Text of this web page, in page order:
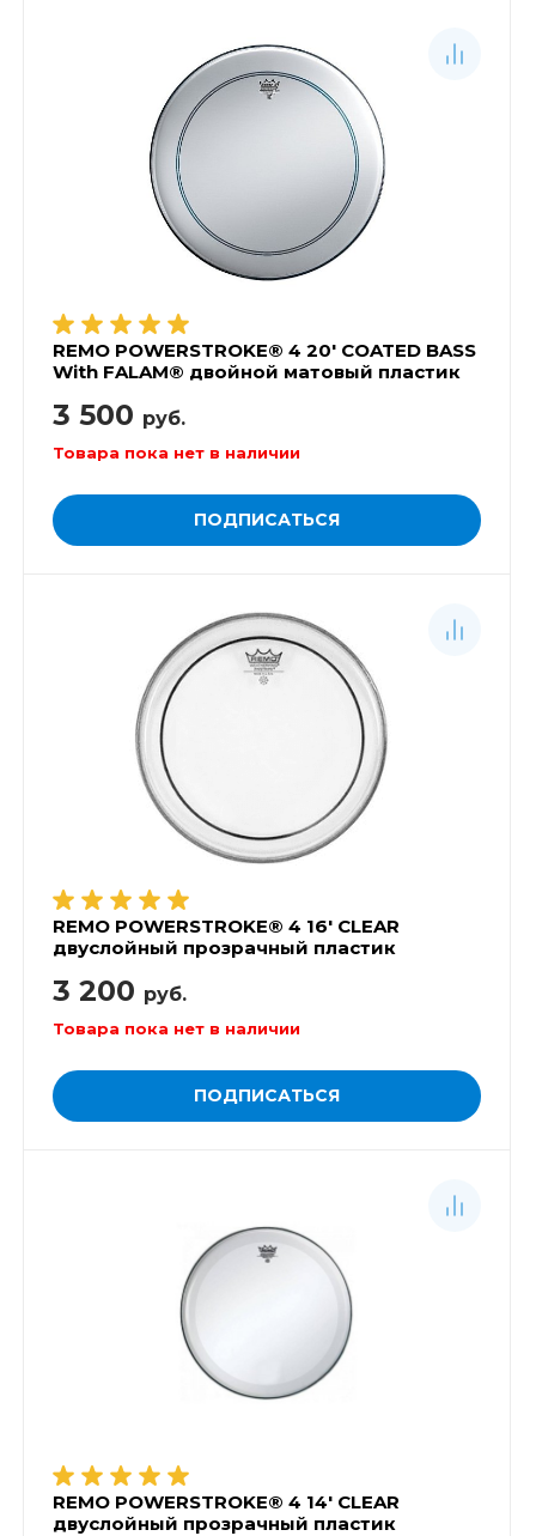
REMO POWERSTROKE® 4 20' COATED BASS
With FALAM® двойной матовый пластик
3 500 руб.
Товара пока нет в наличии
ПОДПИСАТЬСЯ
REMO POWERSTROKE® 4 16' CLEAR
двуслойный прозрачный пластик
3 200 руб.
Товара пока нет в наличии
ПОДПИСАТЬСЯ
REMO POWERSTROKE® 4 14' CLEAR
двуслойный прозрачный пластик